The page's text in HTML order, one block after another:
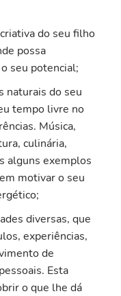
do seu filho
possa
seu potencial;
naturais do seu
tempo livre no
Música,
culinária,
alguns exemplos
motivar o seu
diversas, que
experiências,
de
Esta
o que lhe dá